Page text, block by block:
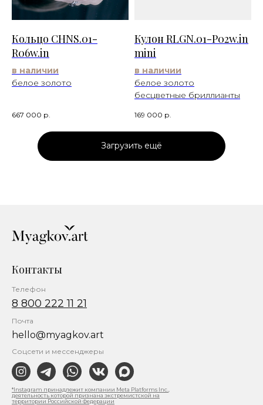
Кольцо CHNS.01-
R06w.in
в наличии
белое золото
667 000 р.
Кулон RLGN.01-P02w.in
mini
в наличии
белое золото
бесцветные бриллианты
169 000 р.
Загрузить ещё
Контакты
Телефон
Соцсети и мессенджеры
hello@myagkov.art
Почта
8 800 222 11 21
*Instagram принадлежит компании Meta Platforms Inc.,
деятельность которой признана экстремистской на
территории Российской Федерации